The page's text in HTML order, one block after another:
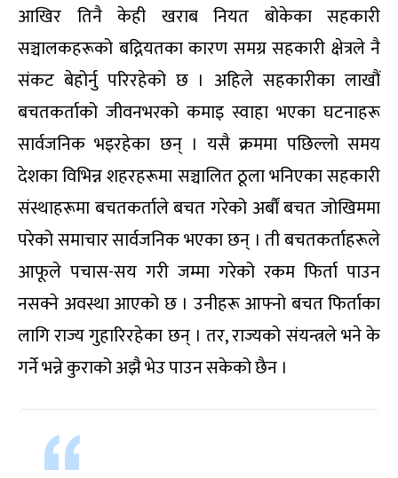
आखिर तिनै केही खराब नियत बोकेका सहकारी
सञ्चालकहरूको बद्नियतका कारण समग्र सहकारी क्षेत्रले नै
संकट बेहोर्नु परिरहेको छ । अहिले सहकारीका लाखौं
बचतकर्ताको जीवनभरको कमाइ स्वाहा भएका घटनाहरू
सार्वजनिक भइरहेका छन् । यसै क्रममा पछिल्लो समय
देशका विभिन्न शहरहरूमा सञ्चालित ठूला भनिएका सहकारी
संस्थाहरूमा बचतकर्ताले बचत गरेको अर्बौं बचत जोखिममा
परेको समाचार सार्वजनिक भएका छन् । ती बचतकर्ताहरूले
आफूले पचास-सय गरी जम्मा गरेको रकम फिर्ता पाउन
नसक्ने अवस्था आएको छ । उनीहरू आफ्नो बचत फिर्ताका
लागि राज्य गुहारिरहेका छन् । तर, राज्यको संयन्त्रले भने के
गर्ने भन्ने कुराको अझै भेउ पाउन सकेको छैन ।